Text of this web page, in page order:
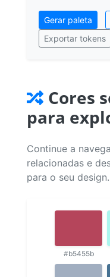
Gerar paleta
Exportar tokens
Cores
para
Continue a
relacionadas e
para o seu design.
#b5455b